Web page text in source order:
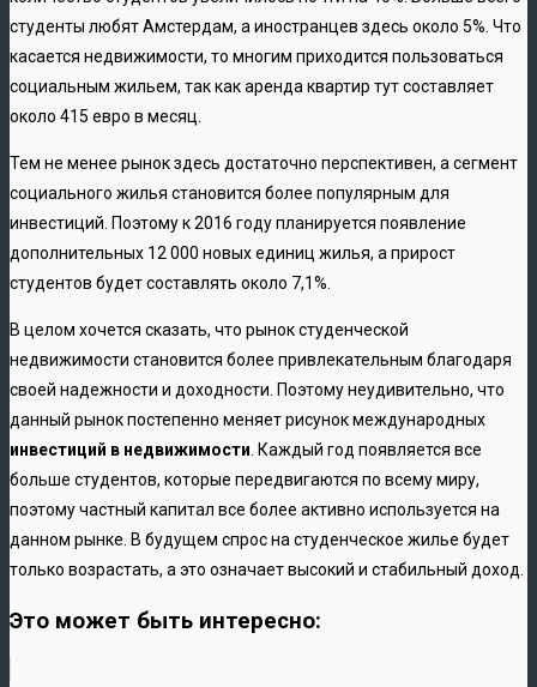
студенты любят Амстердам, а иностранцев здесь около 5%. Что
касается недвижимости, то многим приходится пользоваться
социальным жильем, так как аренда квартир тут составляет
около 415 евро в месяц.
Тем не менее рынок здесь достаточно перспективен, а сегмент
социального жилья становится более популярным для
инвестиций. Поэтому к 2016 году планируется появление
дополнительных 12 000 новых единиц жилья, а прирост
студентов будет составлять около 7,1%.
В целом хочется сказать, что рынок студенческой
недвижимости становится более привлекательным благодаря
своей надежности и доходности. Поэтому неудивительно, что
данный рынок постепенно меняет рисунок международных
инвестиций в недвижимости. Каждый год появляется все
больше студентов, которые передвигаются по всему миру,
поэтому частный капитал все более активно используется на
данном рынке. В будущем спрос на студенческое жилье будет
только возрастать, а это означает высокий и стабильный доход.
Это может быть интересно: